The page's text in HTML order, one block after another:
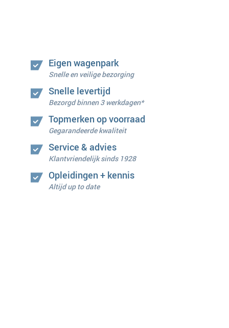
Eigen wagenpark
Snelle en veilige bezorging
Snelle levertijd
Bezorgd binnen 3 werkdagen*
Topmerken op voorraad
Gegarandeerde kwaliteit
Service & advies
Klantvriendelijk sinds 1928
Opleidingen + kennis
Altijd up to date